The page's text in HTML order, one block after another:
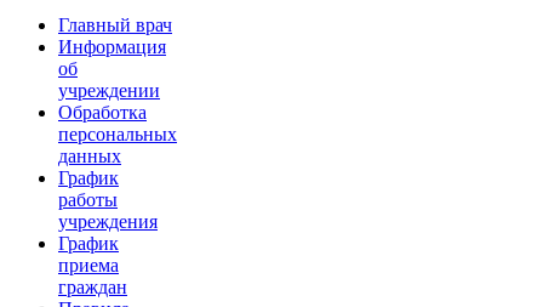
Главный врач
Информация
об
учреждении
Обработка
персональных
данных
График
работы
учреждения
График
приема
граждан